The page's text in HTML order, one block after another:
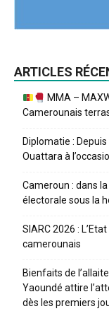
ARTICLES
MMA –
Camerounais
Diplomatie :
Ouattara à
Cameroun : dans
électorale sous la
SIARC 2026 :
camerounais
Bienfaits de
Yaoundé attire
dès les premiers